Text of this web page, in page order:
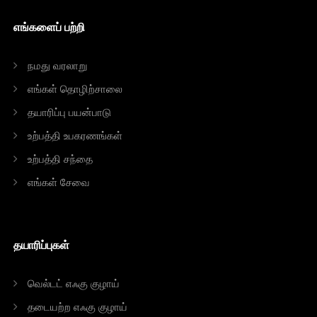
எங்களைப் பற்றி
நமது வரலாறு
எங்கள் தொழிற்சாலை
தயாரிப்பு பயன்பாடு
உற்பத்தி உபகரணங்கள்
உற்பத்தி சந்தை
எங்கள் சேவை
தயாரிப்புகள்
வெல்டட் எஃகு குழாய்
தடையற்ற எஃகு குழாய்